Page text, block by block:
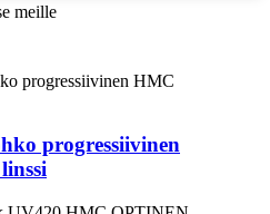
meille
progressiivinen